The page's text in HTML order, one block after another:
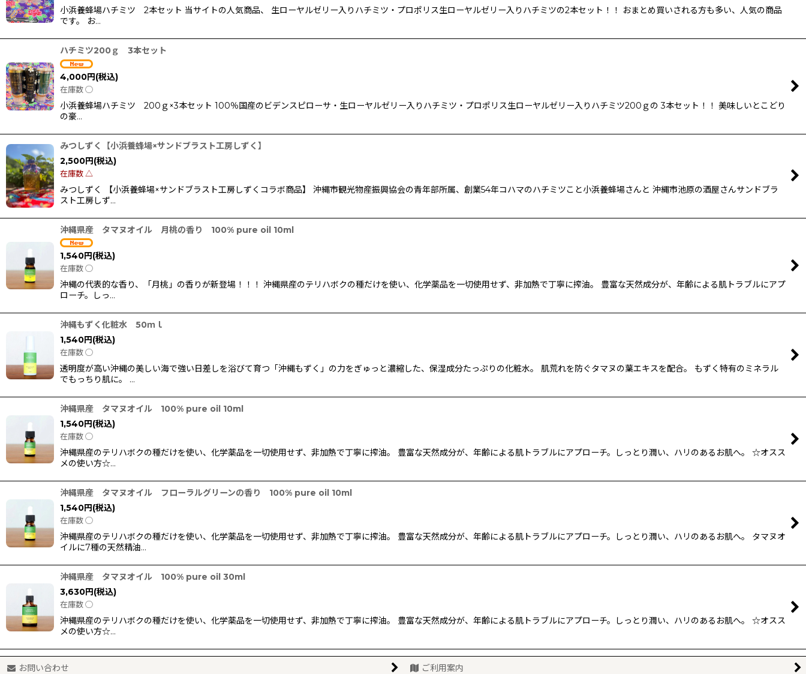
小浜養蜂場ハチミツ 2本セット 当サイトの人気商品、 生ローヤルゼリー入りハチミツ・プロポリス生ローヤルゼリー入りハチミツの2本セット！！ おまとめ買いされる方も多い、人気の商品
です。 お…
ハチミツ200ｇ 3本セット
4,000円(税込)
在庫数 ◯
小浜養蜂場ハチミツ 200ｇ×3本セット 100％国産のビデンスピローサ・生ローヤルゼリー入りハチミツ・プロポリス生ローヤルゼリー入りハチミツ200ｇの 3本セット！！ 美味しいとこどり
の豪…
みつしずく【小浜養蜂場×サンドブラスト工房しずく】
2,500円(税込)
在庫数 △
みつしずく 【小浜養蜂場×サンドブラスト工房しずくコラボ商品】 沖縄市観光物産振興協会の青年部所属、創業54年コハマのハチミツこと小浜養蜂場さんと 沖縄市池原の酒屋さんサンドブラ
スト工房しず…
沖縄県産 タマヌオイル 月桃の香り 100% pure oil 10ml
1,540円(税込)
在庫数 ◯
沖縄の代表的な香り、「月桃」の香りが新登場！！！ 沖縄県産のテリハボクの種だけを使い、化学薬品を一切使用せず、非加熱で丁寧に搾油。 豊富な天然成分が、年齢による肌トラブルにアプ
ローチ。しっ…
沖縄もずく化粧水 50ｍｌ
1,540円(税込)
在庫数 ◯
透明度が高い沖縄の美しい海で強い日差しを浴びて育つ「沖縄もずく」の力をぎゅっと濃縮した、保湿成分たっぷりの化粧水。 肌荒れを防ぐタマヌの葉エキスを配合。 もずく特有のミネラル
でもっちり肌に。 …
沖縄県産 タマヌオイル 100% pure oil 10ml
1,540円(税込)
在庫数 ◯
沖縄県産のテリハボクの種だけを使い、化学薬品を一切使用せず、非加熱で丁寧に搾油。 豊富な天然成分が、年齢による肌トラブルにアプローチ。しっとり潤い、ハリのあるお肌へ。 ☆オスス
メの使い方☆…
沖縄県産 タマヌオイル フローラルグリーンの香り 100% pure oil 10ml
1,540円(税込)
在庫数 ◯
沖縄県産のテリハボクの種だけを使い、化学薬品を一切使用せず、非加熱で丁寧に搾油。 豊富な天然成分が、年齢による肌トラブルにアプローチ。しっとり潤い、ハリのあるお肌へ。 タマヌオ
イルに7種の天然精油…
沖縄県産 タマヌオイル 100% pure oil 30ml
3,630円(税込)
在庫数 ◯
沖縄県産のテリハボクの種だけを使い、化学薬品を一切使用せず、非加熱で丁寧に搾油。 豊富な天然成分が、年齢による肌トラブルにアプローチ。しっとり潤い、ハリのあるお肌へ。 ☆オスス
メの使い方☆…
お問い合わせ ご利用案内